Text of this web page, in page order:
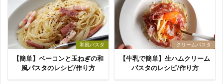
和風パスタ
【簡単】ベーコンと玉ねぎの和
風パスタのレシピ/作り方
クリームパスタ
【牛乳で簡単】生ハムクリーム
パスタのレシピ/作り方